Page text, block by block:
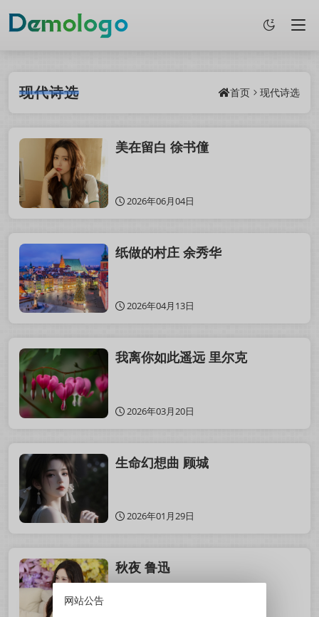
现代诗选 首页 现代诗选
美在留白 徐书僮
2026年06月04日
纸做的村庄 余秀华
2026年04月13日
我离你如此遥远 里尔克
2026年03月20日
生命幻想曲 顾城
2026年01月29日
秋夜 鲁迅
网站公告